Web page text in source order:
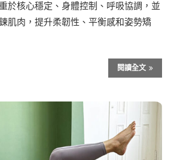
於核心穩定、身體控制、呼吸協調，並
肌肉，提升柔韌性、平衡感和姿勢矯
閱讀全文